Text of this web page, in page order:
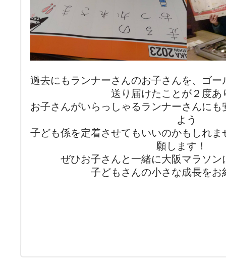
過去にもランナーさんのお子さんを、ゴ
送り届けたことが２度あ
お子さんがいらっしゃるランナーさんに
よう
子ども係を定着させてもいいのかもしれ
願します！
ぜひお子さんと一緒に大阪マラソン
子どもさんの小さな成長をお